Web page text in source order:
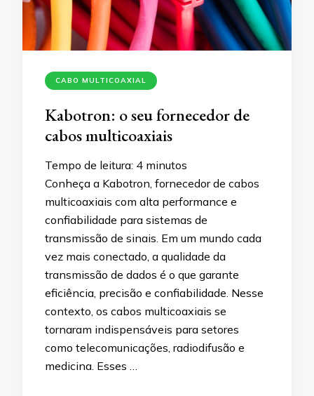
CABO MULTICOAXIAL
Kabotron: o seu fornecedor de
cabos multicoaxiais
Tempo de leitura: 4 minutos
Conheça a Kabotron, fornecedor de cabos
multicoaxiais com alta performance e
confiabilidade para sistemas de
transmissão de sinais. Em um mundo cada
vez mais conectado, a qualidade da
transmissão de dados é o que garante
eficiência, precisão e confiabilidade. Nesse
contexto, os cabos multicoaxiais se
tornaram indispensáveis para setores
como telecomunicações, radiodifusão e
medicina. Esses …